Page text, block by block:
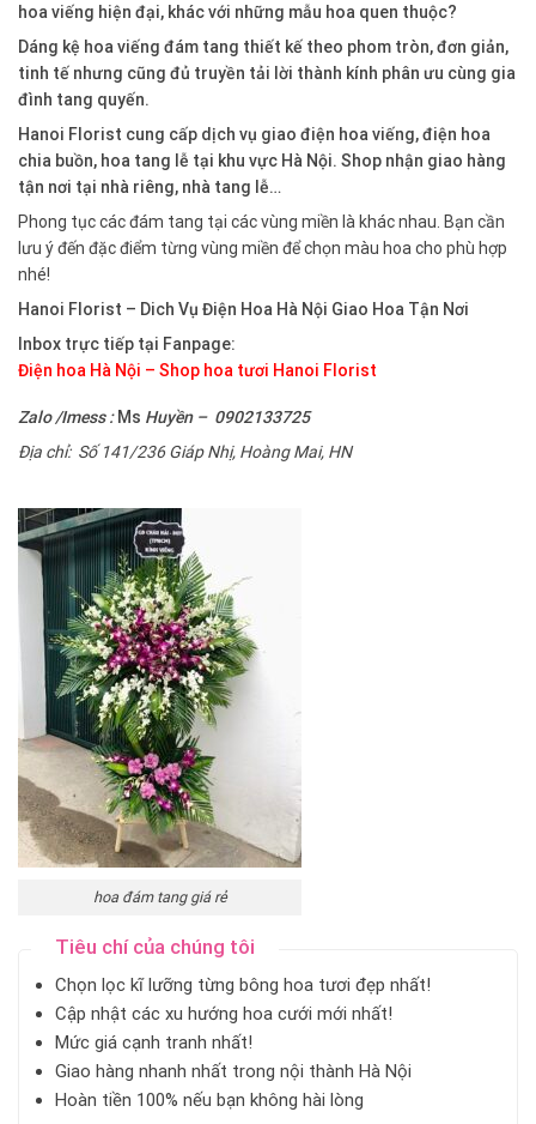
hoa viếng hiện đại, khác với những mẫu hoa quen thuộc?
Dáng kệ hoa viếng đám tang thiết kế theo phom tròn, đơn giản,
tinh tế nhưng cũng đủ truyền tải lời thành kính phân ưu cùng gia
đình tang quyến.
Hanoi Florist cung cấp dịch vụ giao điện hoa viếng, điện hoa
chia buồn, hoa tang lễ tại khu vực Hà Nội. Shop nhận giao hàng
tận nơi tại nhà riêng, nhà tang lễ…
Phong tục các đám tang tại các vùng miền là khác nhau. Bạn cần
lưu ý đến đặc điểm từng vùng miền để chọn màu hoa cho phù hợp
nhé!
Hanoi Florist – Dich Vụ Điện Hoa Hà Nội Giao Hoa Tận Nơi
Inbox trực tiếp tại Fanpage:
Điện hoa Hà Nội – Shop hoa tươi Hanoi Florist
Zalo /Imess : Ms Huyền – 0902133725
Địa chỉ: Số 141/236 Giáp Nhị, Hoàng Mai, HN
hoa đám tang giá rẻ
Tiêu chí của chúng tôi
Chọn lọc kĩ lưỡng từng bông hoa tươi đẹp nhất!
Cập nhật các xu hướng hoa cưới mới nhất!
Mức giá cạnh tranh nhất!
Giao hàng nhanh nhất trong nội thành Hà Nội
Hoàn tiền 100% nếu bạn không hài lòng